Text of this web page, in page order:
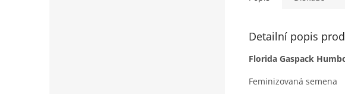
Detailní popis
Florida Gaspack
Feminizovaná semena